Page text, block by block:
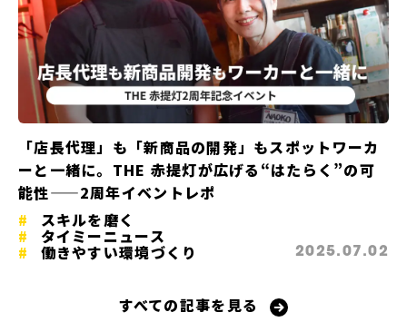
「店長代理」も「新商品の開発」もスポットワーカ
ーと一緒に。THE 赤提灯が広げる“はたらく”の可
能性——2周年イベントレポ
スキルを磨く
タイミーニュース
働きやすい環境づくり 2025.07.02
すべての記事を見る